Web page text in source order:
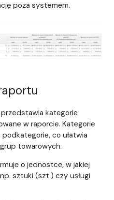
poza systemem.
kategorie
w raporcie. Kategorie
co ułatwia
towarowych.
o jednostce, w jakiej
sztuki (szt.) czy usługi